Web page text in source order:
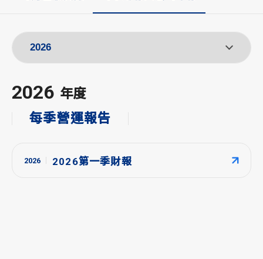
2026 年度
每季營運報告
2026 2026第一季財報